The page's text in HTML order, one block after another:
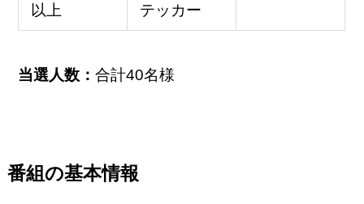
以上
テッカー
当選人数：合計40名様
番組の基本情報